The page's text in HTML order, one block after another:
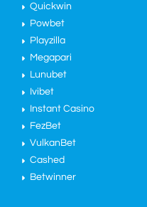
Quickwin
Powbet
Playzilla
Megapari
Lunubet
Ivibet
Instant Casino
FezBet
VulkanBet
Cashed
Betwinner